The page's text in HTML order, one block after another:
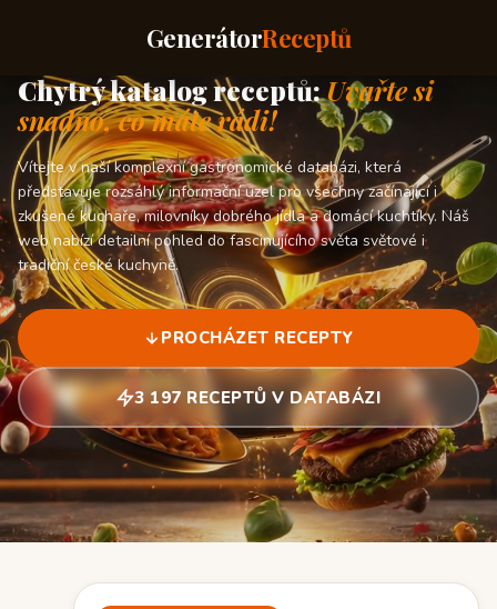
GenerátorReceptů
Chytrý katalog receptů:Uvařte si
snadno, co máte rádi!
Vítejte v naší komplexní gastronomické databázi, která
představuje rozsáhlý informační uzel pro všechny začínající i
zkušené kuchaře, milovníky dobrého jídla a domácí kuchtíky. Náš
web nabízí detailní pohled do fascinujícího světa světové i
tradiční české kuchyně.
PROCHÁZET RECEPTY
3 197 RECEPTŮ V DATABÁZI